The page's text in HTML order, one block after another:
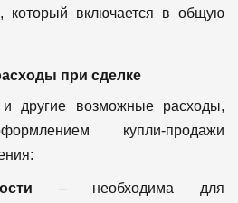
который включается в общую
при сделке
другие возможные расходы,
купли-продажи
– необходима для